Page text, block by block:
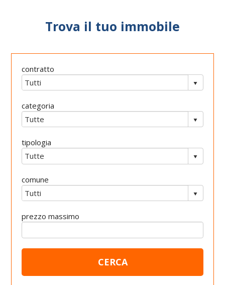
Trova il tuo immobile
contratto
categoria
tipologia
comune
prezzo massimo